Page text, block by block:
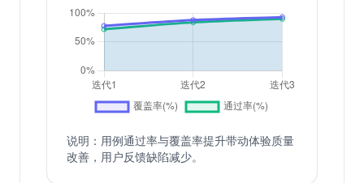
说明：用例通过率与覆盖率提升带动体验质量
改善，用户反馈缺陷减少。